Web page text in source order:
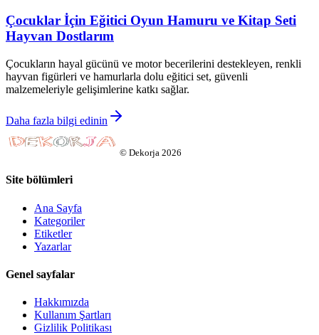
Çocuklar İçin Eğitici Oyun Hamuru ve Kitap Seti
Hayvan Dostlarım
Çocukların hayal gücünü ve motor becerilerini destekleyen, renkli
hayvan figürleri ve hamurlarla dolu eğitici set, güvenli
malzemeleriyle gelişimlerine katkı sağlar.
Daha fazla bilgi edinin
© Dekorja 2026
Site bölümleri
Ana Sayfa
Kategoriler
Etiketler
Yazarlar
Genel sayfalar
Hakkımızda
Kullanım Şartları
Gizlilik Politikası